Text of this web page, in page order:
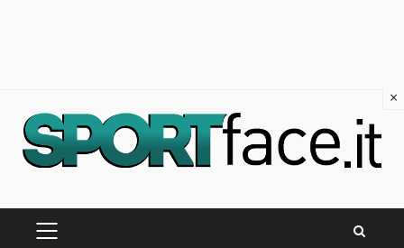
content
PRIMARY
×